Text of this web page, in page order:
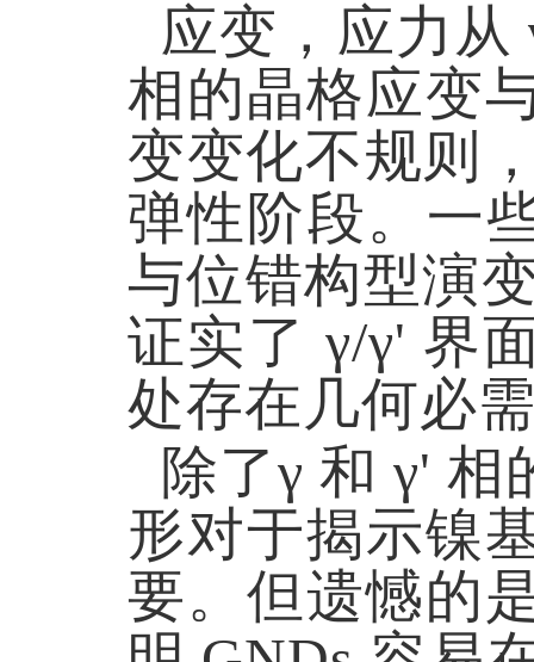
应变，应力从
相的晶格应变
变变化不规则
弹性阶段。一
与位错构型演
证实了 γ/γ' 界
处存在几何必
除了γ 和 γ'
形对于揭示镍
要。但遗憾的